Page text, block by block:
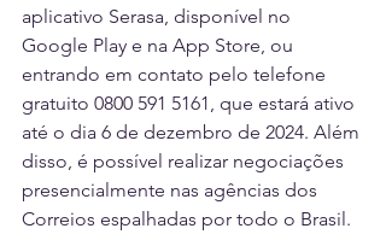
aplicativo Serasa, disponível no
Google Play e na App Store, ou
entrando em contato pelo telefone
gratuito 0800 591 5161, que estará ativo
até o dia 6 de dezembro de 2024. Além
disso, é possível realizar negociações
presencialmente nas agências dos
Correios espalhadas por todo o Brasil.